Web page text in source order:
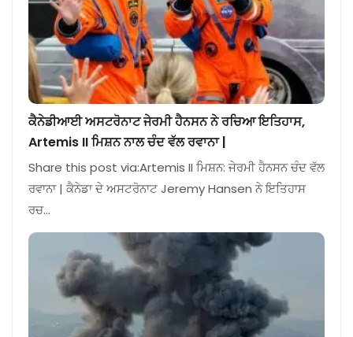
ਕੈਨੇਡੀਆਈ ਅਸਟਰੋਨਾਟ ਜੇਰਮੀ ਹੈਨਸਨ ਨੇ ਰਚਿਆ ਇਤਿਹਾਸ,
Artemis II ਮਿਸ਼ਨ ਨਾਲ ਚੰਦ ਵੱਲ ਰਵਾਨਾ |
Share this post via:Artemis II ਮਿਸ਼ਨ: ਜੇਰਮੀ ਹੈਨਸਨ ਚੰਦ ਵੱਲ
ਰਵਾਨਾ | ਕੈਨੇਡਾ ਦੇ ਅਸਟਰੋਨਾਟ Jeremy Hansen ਨੇ ਇਤਿਹਾਸ
ਰਚ…